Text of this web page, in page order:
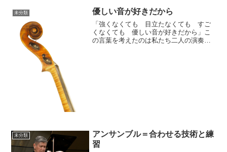
を担当していた人も。みんなが垣根を越
えれば、音楽の仲...
未分類 優しい音が好きだから
「強くなくても 目立たなくても すご
くなくても 優しい音が好きだから」こ
の言葉を考えたのは私たち二人の演奏を
未分類
アンサンブル＝合わせる技術と練
習